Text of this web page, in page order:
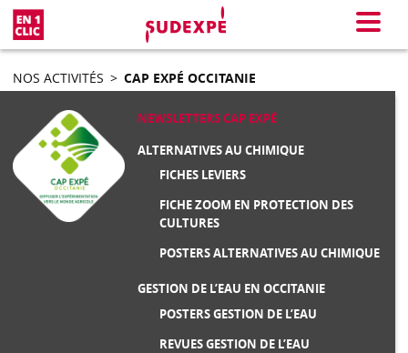
Menu
NOS ACTIVITÉS > CAP EXPÉ OCCITANIE
NEWSLETTERS CAP EXPÉ
ALTERNATIVES AU CHIMIQUE
FICHES LEVIERS
FICHE ZOOM EN PROTECTION DES
CULTURES
POSTERS ALTERNATIVES AU CHIMIQUE
GESTION DE L’EAU EN OCCITANIE
POSTERS GESTION DE L’EAU
REVUES GESTION DE L’EAU